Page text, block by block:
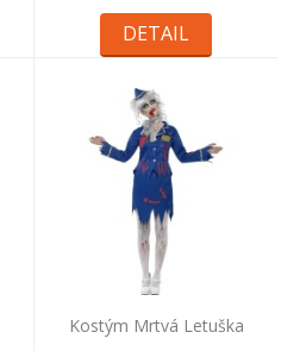
DETAIL
Kostým Mrtvá Letuška